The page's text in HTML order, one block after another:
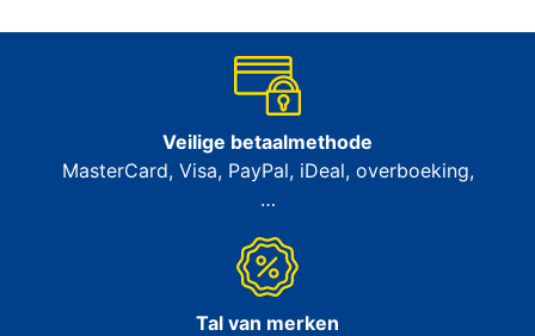
Veilige betaalmethode
MasterCard, Visa, PayPal, iDeal, overboeking,
…
Tal van merken